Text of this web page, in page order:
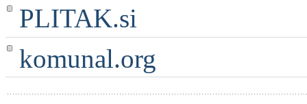
PLITAK.si
komunal.org